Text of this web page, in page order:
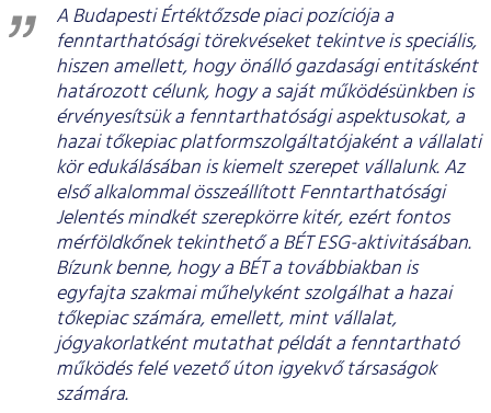
A Budapesti Értéktőzsde piaci pozíciója a
fenntarthatósági törekvéseket tekintve is speciális,
hiszen amellett, hogy önálló gazdasági entitásként
határozott célunk, hogy a saját működésünkben is
érvényesítsük a fenntarthatósági aspektusokat, a
hazai tőkepiac platformszolgáltatójaként a vállalati
kör edukálásában is kiemelt szerepet vállalunk. Az
első alkalommal összeállított Fenntarthatósági
Jelentés mindkét szerepkörre kitér, ezért fontos
mérföldkőnek tekinthető a BÉT ESG-aktivitásában.
Bízunk benne, hogy a BÉT a továbbiakban is
egyfajta szakmai műhelyként szolgálhat a hazai
tőkepiac számára, emellett, mint vállalat,
jógyakorlatként mutathat példát a fenntartható
működés felé vezető úton igyekvő társaságok
számára.